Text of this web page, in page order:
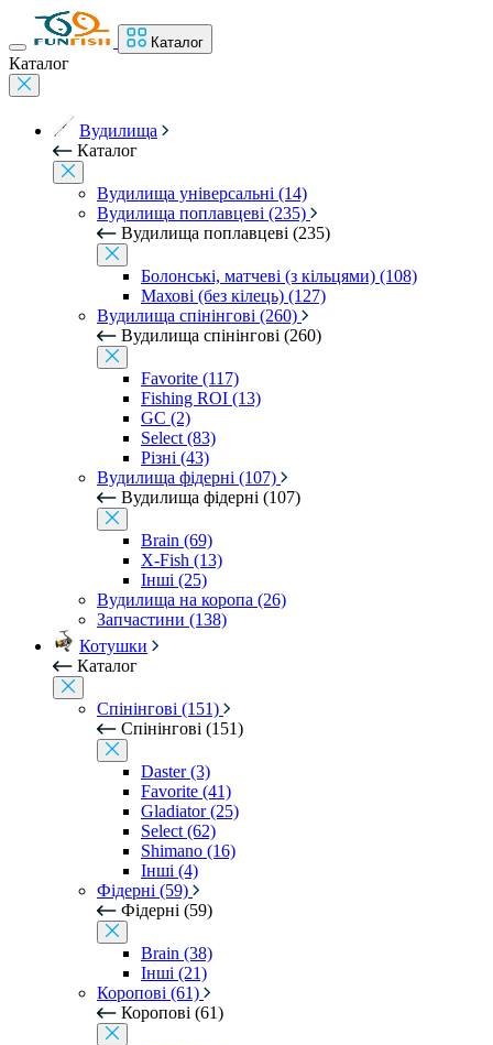
Каталог
Каталог
Вудилища
Каталог
Вудилища універсальні (14)
Вудилища поплавцеві (235)
Вудилища поплавцеві (235)
Болонські, матчеві (з кільцями) (108)
Махові (без кілець) (127)
Вудилища спінінгові (260)
Вудилища спінінгові (260)
Favorite (117)
Fishing ROI (13)
GC (2)
Select (83)
Різні (43)
Вудилища фідерні (107)
Вудилища фідерні (107)
Brain (69)
X-Fish (13)
Інші (25)
Вудилища на коропа (26)
Запчастини (138)
Котушки
Каталог
Спінінгові (151)
Спінінгові (151)
Daster (3)
Favorite (41)
Gladiator (25)
Select (62)
Shimano (16)
Інші (4)
Фідерні (59)
Фідерні (59)
Brain (38)
Інші (21)
Коропові (61)
Коропові (61)